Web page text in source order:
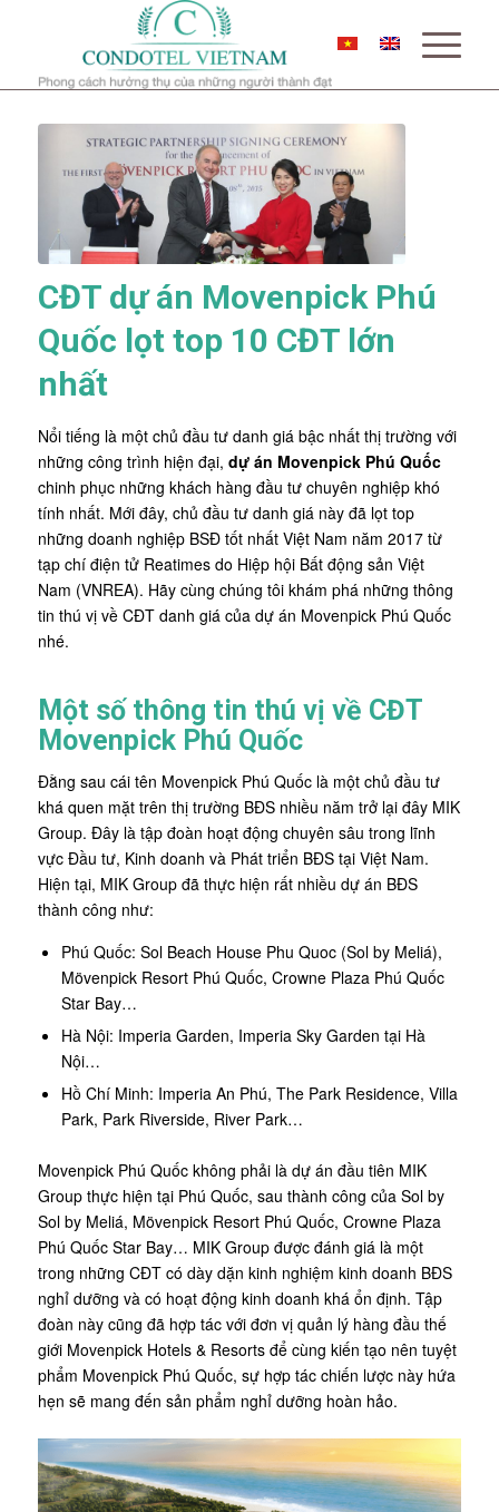
CĐT dự án Movenpick Phú
Quốc lọt top 10 CĐT lớn
nhất
Nổi tiếng là một chủ đầu tư danh giá bậc nhất thị trường với
những công trình hiện đại, dự án Movenpick Phú Quốc
chinh phục những khách hàng đầu tư chuyên nghiệp khó
tính nhất. Mới đây, chủ đầu tư danh giá này đã lọt top
những doanh nghiệp BSĐ tốt nhất Việt Nam năm 2017 từ
tạp chí điện tử Reatimes do Hiệp hội Bất động sản Việt
Nam (VNREA). Hãy cùng chúng tôi khám phá những thông
tin thú vị về CĐT danh giá của dự án Movenpick Phú Quốc
nhé.
Một số thông tin thú vị về CĐT
Movenpick Phú Quốc
Đằng sau cái tên Movenpick Phú Quốc là một chủ đầu tư
khá quen mặt trên thị trường BĐS nhiều năm trở lại đây MIK
Group. Đây là tập đoàn hoạt động chuyên sâu trong lĩnh
vực Đầu tư, Kinh doanh và Phát triển BĐS tại Việt Nam.
Hiện tại, MIK Group đã thực hiện rất nhiều dự án BĐS
thành công như:
Phú Quốc: Sol Beach House Phu Quoc (Sol by Meliá),
Mövenpick Resort Phú Quốc, Crowne Plaza Phú Quốc
Star Bay…
Hà Nội: Imperia Garden, Imperia Sky Garden tại Hà
Nội…
Hồ Chí Minh: Imperia An Phú, The Park Residence, Villa
Park, Park Riverside, River Park…
Movenpick Phú Quốc không phải là dự án đầu tiên MIK
Group thực hiện tại Phú Quốc, sau thành công của Sol by
Sol by Meliá, Mövenpick Resort Phú Quốc, Crowne Plaza
Phú Quốc Star Bay… MIK Group được đánh giá là một
trong những CĐT có dày dặn kinh nghiệm kinh doanh BĐS
nghỉ dưỡng và có hoạt động kinh doanh khá ổn định. Tập
đoàn này cũng đã hợp tác với đơn vị quản lý hàng đầu thế
giới Movenpick Hotels & Resorts để cùng kiến tạo nên tuyệt
phẩm Movenpick Phú Quốc, sự hợp tác chiến lược này hứa
hẹn sẽ mang đến sản phẩm nghỉ dưỡng hoàn hảo.